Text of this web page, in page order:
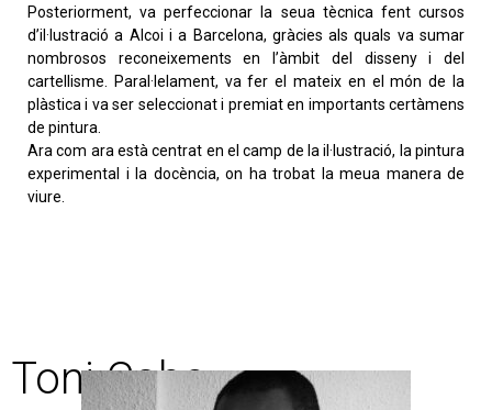
Posteriorment, va perfeccionar la seua tècnica fent cursos
d’il·lustració a Alcoi i a Barcelona, gràcies als quals va sumar
nombrosos reconeixements en l’àmbit del disseny i del
cartellisme. Paral·lelament, va fer el mateix en el món de la
plàstica i va ser seleccionat i premiat en importants certàmens
de pintura.
Ara com ara està centrat en el camp de la il·lustració, la pintura
experimental i la docència, on ha trobat la meua manera de
viure.
Toni Cabo